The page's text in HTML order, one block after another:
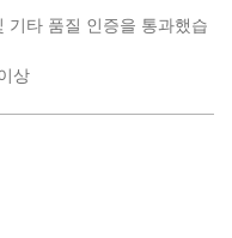
기타 품질 인증을 통과했습
상